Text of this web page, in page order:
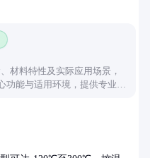
材料特性及实际应用场景，
功能与适用环境，提供专业且